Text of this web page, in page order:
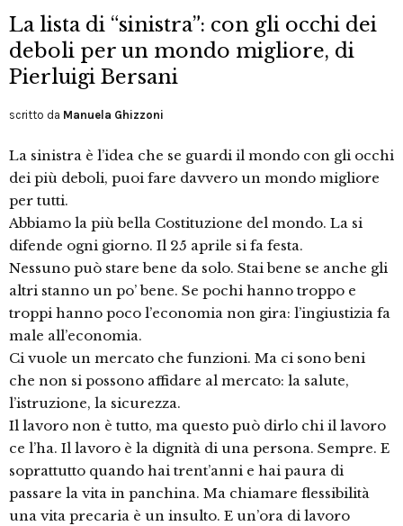
La lista di “sinistra”: con gli occhi dei
deboli per un mondo migliore, di
Pierluigi Bersani
scritto da Manuela Ghizzoni
La sinistra è l’idea che se guardi il mondo con gli occhi
dei più deboli, puoi fare davvero un mondo migliore
per tutti.
Abbiamo la più bella Costituzione del mondo. La si
difende ogni giorno. Il 25 aprile si fa festa.
Nessuno può stare bene da solo. Stai bene se anche gli
altri stanno un po’ bene. Se pochi hanno troppo e
troppi hanno poco l’economia non gira: l’ingiustizia fa
male all’economia.
Ci vuole un mercato che funzioni. Ma ci sono beni
che non si possono affidare al mercato: la salute,
l’istruzione, la sicurezza.
Il lavoro non è tutto, ma questo può dirlo chi il lavoro
ce l’ha. Il lavoro è la dignità di una persona. Sempre. E
soprattutto quando hai trent’anni e hai paura di
passare la vita in panchina. Ma chiamare flessibilità
una vita precaria è un insulto. E un’ora di lavoro